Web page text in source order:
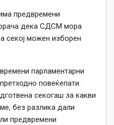
предвремени
дека СДСМ мора
секој можен изборен
парламентарни
повеќепати.
секогаш за какви
без разлика дали
предвремени